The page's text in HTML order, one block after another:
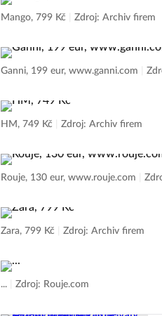
Mango, 799 Kč Zdroj: Archiv firem
Ganni, 199 eur, www.ganni.com
HM, 749 Kč Zdroj: Archiv firem
Rouje, 130 eur, www.rouje.com
Zara, 799 Kč Zdroj: Archiv firem
... Zdroj: Rouje.com